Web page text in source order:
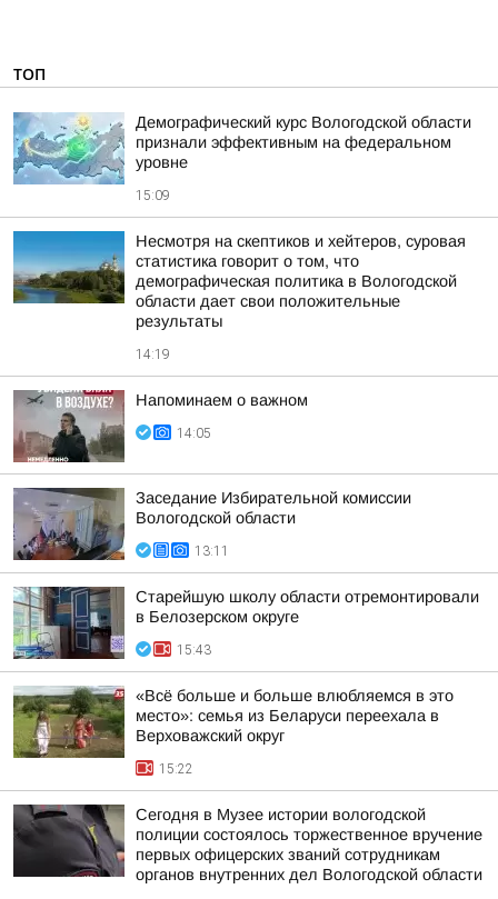
ТОП
Демографический курс Вологодской области
признали эффективным на федеральном
уровне
15:09
Несмотря на скептиков и хейтеров, суровая
статистика говорит о том, что
демографическая политика в Вологодской
области дает свои положительные
результаты
14:19
Напоминаем о важном
14:05
Заседание Избирательной комиссии
Вологодской области
13:11
Старейшую школу области отремонтировали
в Белозерском округе
15:43
«Всё больше и больше влюбляемся в это
место»: семья из Беларуси переехала в
Верховажский округ
15:22
Сегодня в Музее истории вологодской
полиции состоялось торжественное вручение
первых офицерских званий сотрудникам
органов внутренних дел Вологодской области